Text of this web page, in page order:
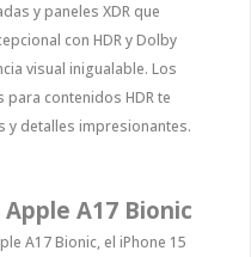
y paneles XDR que
con HDR y Dolby
visual inigualable. Los
para contenidos HDR te
y detalles impresionantes.
A17 Bionic
A17 Bionic, el iPhone 15